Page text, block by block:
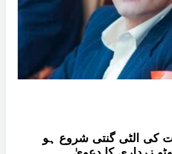
کی الٹی گنتی شروع ہو